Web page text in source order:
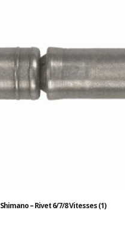
Shimano – Rivet 6/7/8 Vitesses (1)